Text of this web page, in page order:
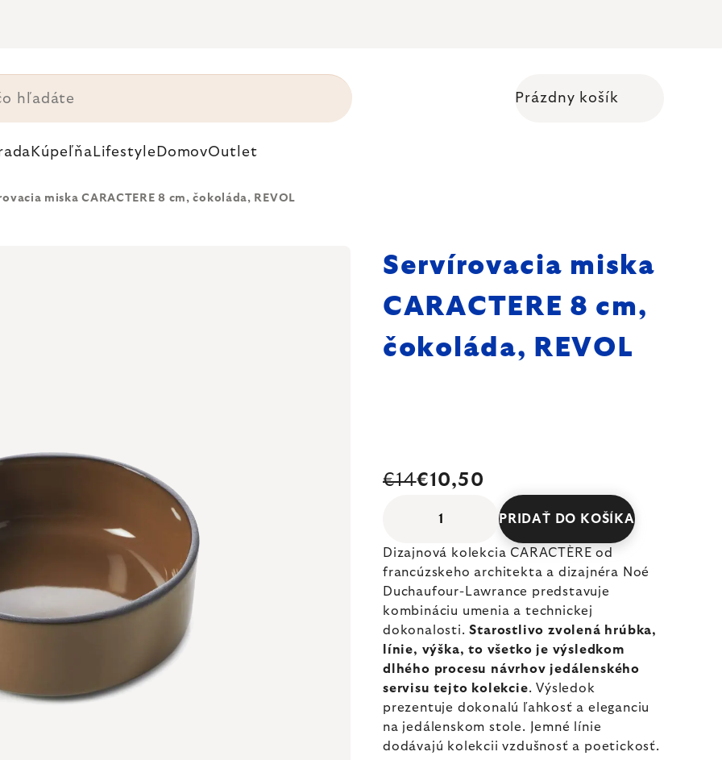
Prázdny košík
Kúpeľňa Lifestyle DomovOutlet
miska CARACTERE 8 cm, čokoláda, REVOL
Servírovacia miska
CARACTERE 8 cm,
čokoláda, REVOL
€14€10,50
PRIDAŤ DO KOŠÍKA
Dizajnová kolekcia CARACTÈRE od
francúzskeho architekta a dizajnéra Noé
Duchaufour-Lawrance predstavuje
kombináciu umenia a technickej
dokonalosti.Starostlivo zvolená hrúbka,
línie, výška, to všetko je výsledkom
dlhého procesu návrhov jedálenského
servisu tejto kolekcie. Výsledok
prezentuje dokonalú ľahkosť a eleganciu
na jedálenskom stole. Jemné línie
dodávajú kolekcii vzdušnosť a poetickosť.